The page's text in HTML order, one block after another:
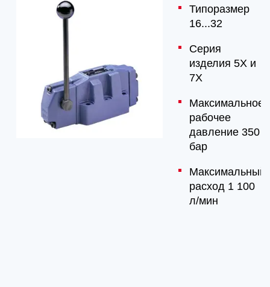
Типоразмер
16...32
Серия
изделия 5X и
7X
Максимальное
рабочее
давление 350
бар
Максимальный
расход 1 100
л/мин